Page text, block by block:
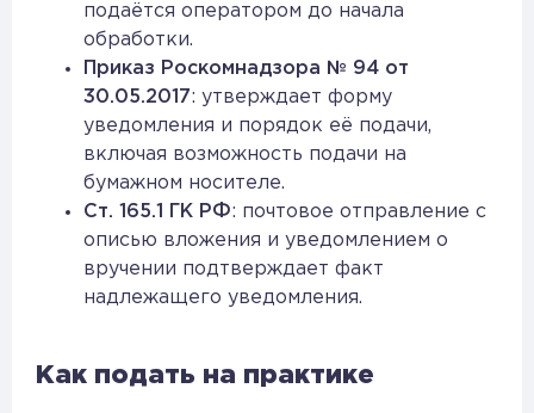
подаётся оператором до начала
обработки.
Приказ Роскомнадзора № 94 от
30.05.2017: утверждает форму
уведомления и порядок её подачи,
включая возможность подачи на
бумажном носителе.
Ст. 165.1 ГК РФ: почтовое отправление с
описью вложения и уведомлением о
вручении подтверждает факт
надлежащего уведомления.
Как подать на практике